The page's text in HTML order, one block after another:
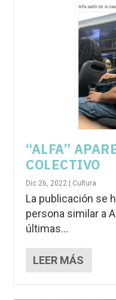
“ALFA”
COLECTIVO
Dic 26, 2022 Cultura
La publicación se
persona similar a
últimas...
LEER MÁS